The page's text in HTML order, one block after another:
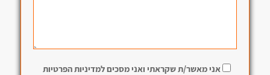
אני מאשר/ת שקראתי ואני מסכים למדיניות הפרטיות